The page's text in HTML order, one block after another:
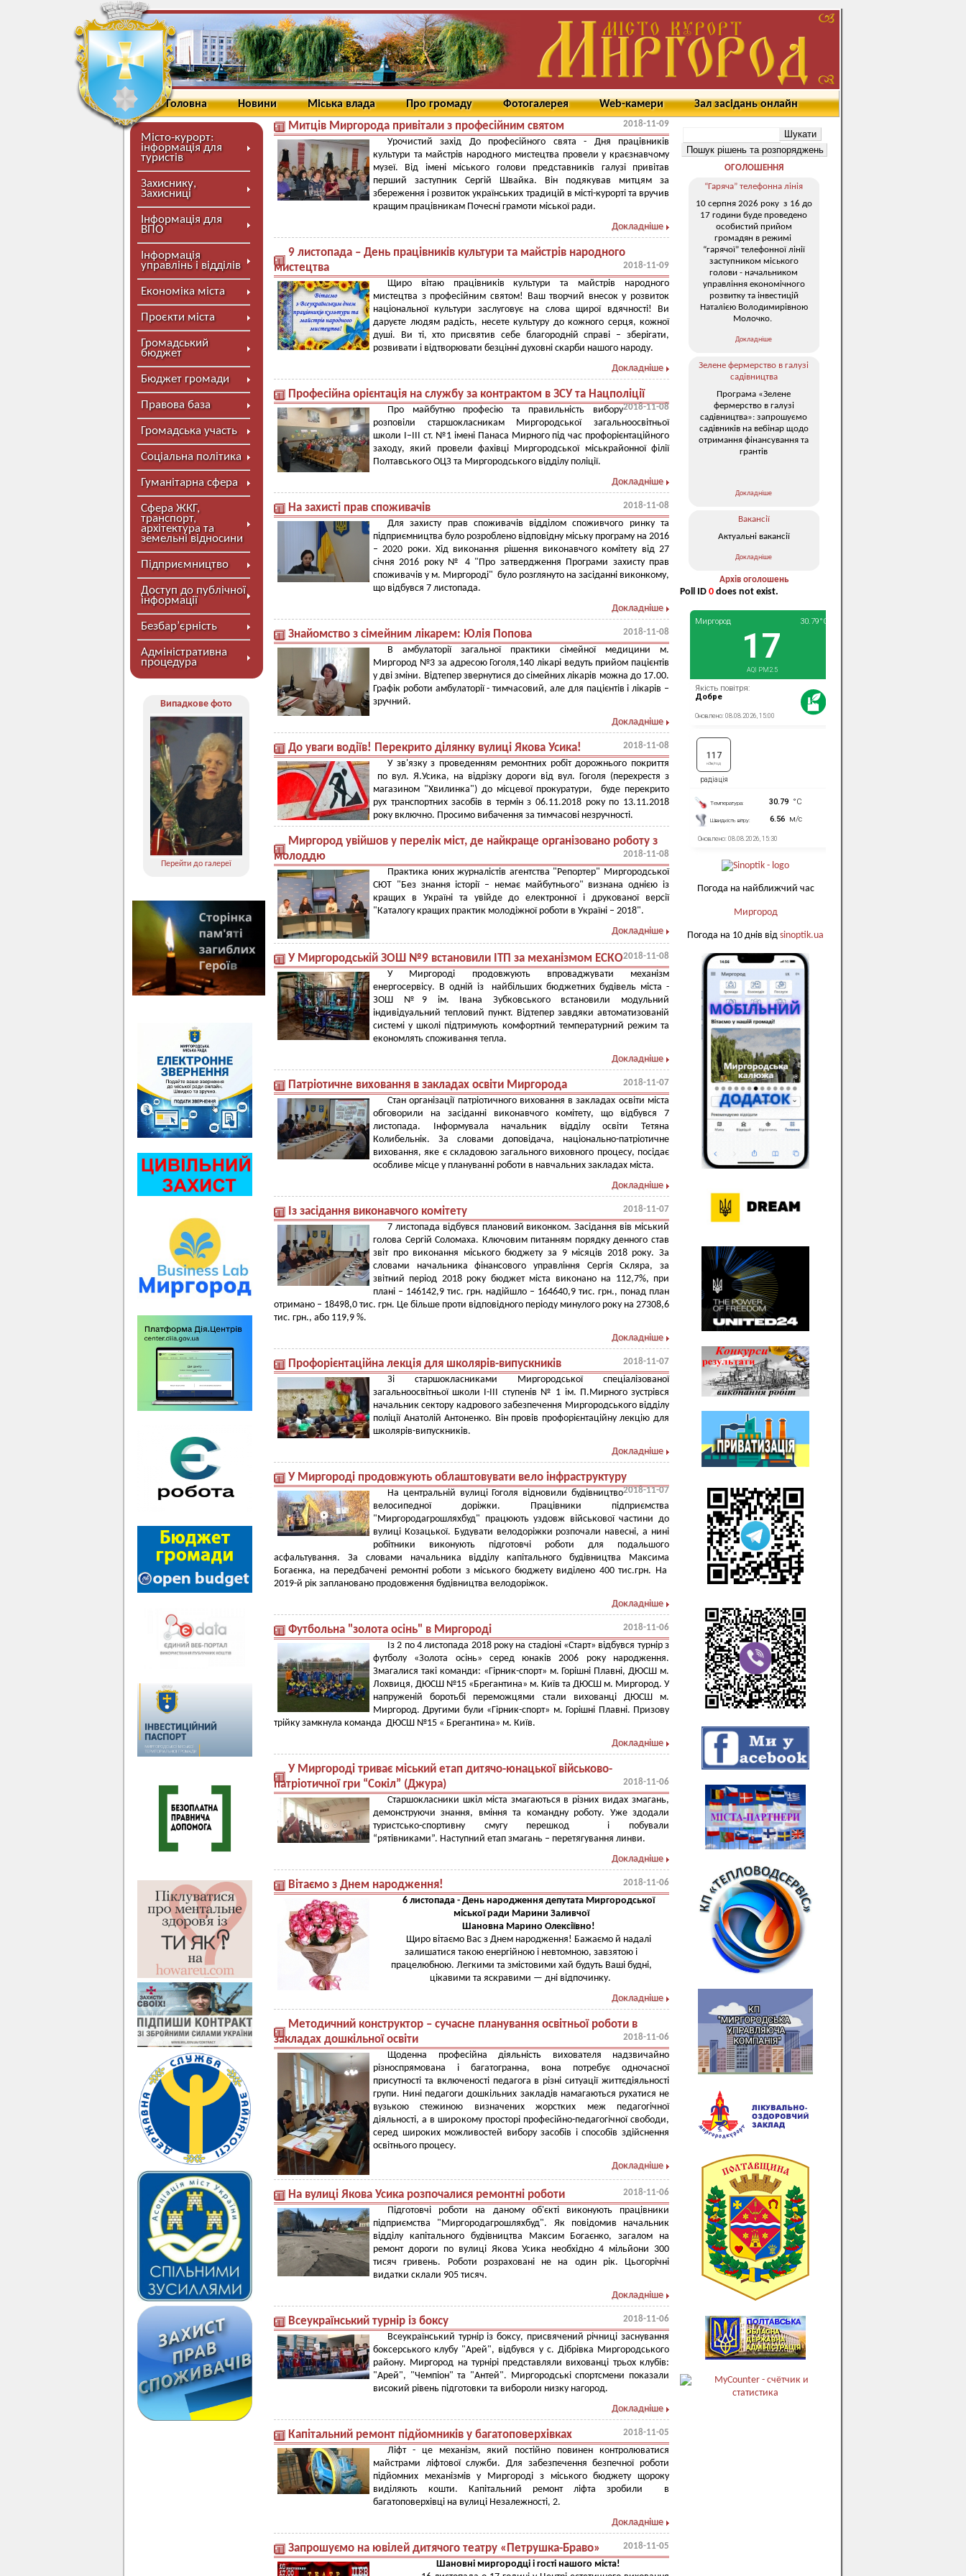
Головна Новини Міська влада Про громаду Фотогалерея Web-камери Зал засідань онлайн
Місто-курорт:
інформація для
туристів
Захиснику,
Захисниці
Інформація для
ВПО
Інформація
управлінь і відділів
Економіка міста
Проєкти міста
Громадський
бюджет
Бюджет громади
Правова база
Громадська участь
Соціальна політика
Гуманітарна сфера
Сфера ЖКГ,
транспорт,
архітектура та
земельні відносини
Підприємництво
Доступ до публічної
інформації
Безбар’єрність
Адміністративна
процедура
Випадкове фото
Перейти до галереї
Митців Миргорода привітали з професійним святом 2018-11-09
Урочистий захід До професійного свята - Дня працівників
культури та майстрів народного мистецтва провели у краєзнавчому
музеї. Від імені міського голови представників галузі привітав
перший заступник Сергій Швайка. Він подякував митцям за
збереження і розвиток українських традицій в місті-курорті та вручив
кращим працівникам Почесні грамоти міської ради.
Докладніше
9 листопада – День працівників культури та майстрів народного
мистецтва
2018-11-09
Щиро вітаю працівників культури та майстрів народного
мистецтва з професійним святом! Ваш творчий внесок у розвиток
національної культури заслуговує на слова щирої вдячності! Ви
даруєте людям радість, несете культуру до кожного серця, кожної
душі. Ви ті, хто присвятив себе благородній справі – зберігати,
розвивати і відтворювати безцінні духовні скарби нашого народу.
Докладніше
Професійна орієнтація на службу за контрактом в ЗСУ та Нацполіції
2018-11-08
Про майбутню професію та правильність вибору
розповіли старшокласникам Миргородської загальноосвітньої
школи І–ІІІ ст. №1 імені Панаса Мирного під час профорієнтаційного
заходу, який провели фахівці Миргородської міськрайонної філії
Полтавського ОЦЗ та Миргородського відділу поліції.
Докладніше
На захисті прав споживачів 2018-11-08
Для захисту прав споживачів відділом споживчого ринку та
підприємництва було розроблено відповідну міську програму на 2016
– 2020 роки. Хід виконання рішення виконавчого комітету від 27
січня 2016 року № 4 "Про затвердження Програми захисту прав
споживачів у м. Миргороді" було розглянуто на засіданні виконкому,
що відбувся 7 листопада.
Докладніше
Знайомство з сімейним лікарем: Юлія Попова 2018-11-08
В амбулаторії загальної практики сімейної медицини м.
Миргород №3 за адресою Гоголя,140 лікарі ведуть прийом пацієнтів
у дві зміни. Відтепер звернутися до сімейних лікарів можна до 17.00.
Графік роботи амбулаторії - тимчасовий, але для пацієнтів і лікарів –
зручний.
Докладніше
До уваги водіїв! Перекрито ділянку вулиці Якова Усика! 2018-11-08
У зв'язку з проведенням ремонтних робіт дорожнього покриття
по вул. Я.Усика, на відрізку дороги від вул. Гоголя (перехрестя з
магазином "Хвилинка") до місцевої прокуратури, буде перекрито
рух транспортних засобів в термін з 06.11.2018 року по 13.11.2018
року включно. Просимо вибачення за тимчасові незручності.
Миргород увійшов у перелік міст, де найкраще організовано роботу з
молоддю
2018-11-08
Практика юних журналістів агентства "Репортер" Миргородської
СЮТ "Без знання історії – немає майбутнього" визнана однією із
кращих в Україні та увійде до електронної і друкованої версії
"Каталогу кращих практик молодіжної роботи в Україні – 2018".
Докладніше
У Миргородській ЗОШ №9 встановили ІТП за механізмом ЕСКО2018-11-08
У Миргороді продовжують впроваджувати механізм
енергосервісу. В одній із найбільших бюджетних будівель міста -
ЗОШ №9 ім. Івана Зубковського встановили модульний
індивідуальний тепловий пункт. Відтепер завдяки автоматизованій
системі у школі підтримують комфортний температурний режим та
економлять споживання тепла.
Докладніше
Патріотичне виховання в закладах освіти Миргорода 2018-11-07
Стан організації патріотичного виховання в закладах освіти міста
обговорили на засіданні виконавчого комітету, що відбувся 7
листопада. Інформувала начальник відділу освіти Тетяна
Колибельнік. За словами доповідача, національно-патріотичне
виховання, яке є складовою загального виховного процесу, посідає
особливе місце у плануванні роботи в навчальних закладах міста.
Докладніше
Із засідання виконавчого комітету 2018-11-07
7 листопада відбувся плановий виконком. Засідання вів міський
голова Сергій Соломаха. Ключовим питанням порядку денного став
звіт про виконання міського бюджету за 9 місяців 2018 року. За
словами начальника фінансового управління Сергія Скляра, за
звітний період 2018 року бюджет міста виконано на 112,7%, при
плані – 146142,9 тис. грн. надійшло – 164640,9 тис. грн., понад план
отримано – 18498,0 тис. грн. Це більше проти відповідного періоду минулого року на 27308,6
тис. грн., або 119,9 %.
Докладніше
Профорієнтаційна лекція для школярів-випускників 2018-11-07
Зі старшокласниками Миргородської спеціалізованої
загальноосвітньої школи І-ІІІ ступенів № 1 ім. П.Мирного зустрівся
начальник сектору кадрового забезпечення Миргородського відділу
поліції Анатолій Антоненко. Він провів профорієнтаційну лекцію для
школярів-випускників.
Докладніше
У Миргороді продовжують облаштовувати вело інфраструктуру
2018-11-07
На центральній вулиці Гоголя відновили будівництво
велосипедної доріжки. Працівники підприємства
"Миргородагрошляхбуд" працюють уздовж військової частини до
вулиці Козацької. Будувати велодоріжки розпочали навесні, а нині
робітники виконують підготовчі роботи для подальшого
асфальтування. За словами начальника відділу капітального будівництва Максима
Богаєнка, на передбачені ремонтні роботи з міського бюджету виділено 400 тис.грн. На
2019-й рік заплановано продовження будівництва велодоріжок.
Докладніше
Футбольна "золота осінь" в Миргороді 2018-11-06
Із 2 по 4 листопада 2018 року на стадіоні «Старт» відбувся турнір з
футболу «Золота осінь» серед юнаків 2006 року народження.
Змагалися такі команди: «Гірник-спорт» м. Горішні Плавні, ДЮСШ м.
Лохвиця, ДЮСШ №15 «Брегантина» м. Київ та ДЮСШ м. Миргород. У
напруженій боротьбі переможцями стали вихованці ДЮСШ м.
Миргород. Другими були «Гірник-спорт» м. Горішні Плавні. Призову
трійку замкнула команда ДЮСШ №15 « Брегантина» м. Київ.
Докладніше
У Миргороді триває міський етап дитячо-юнацької військово-
патріотичної гри “Сокіл” (Джура)
2018-11-06
Старшокласники шкіл міста змагаються в різних видах змагань,
демонструючи знання, вміння та командну роботу. Уже здодали
туристсько-спортивну смугу перешкод і побували
“рятівниками”. Наступний етап змагань – перетягування линви.
Докладніше
Вітаємо з Днем народження! 2018-11-06
6 листопада - День народження депутата Миргородської
міської ради Марини Заливчої
Шановна Марино Олексіївно!
Щиро вітаємо Вас з Днем народження! Бажаємо й надалі
залишатися такою енергійною і невтомною, завзятою і
працелюбною. Легкими та змістовими хай будуть Ваші будні,
цікавими та яскравими — дні відпочинку.
Докладніше
Методичний конструктор – сучасне планування освітньої роботи в
закладах дошкільної освіти
2018-11-06
Щоденна професійна діяльність вихователя надзвичайно
різноспрямована і багатогранна, вона потребує одночасної
присутності та включеності педагога в різні ситуації життєдіяльності
групи. Нині педагоги дошкільних закладів намагаються рухатися не
вузькою стежиною визначених жорстких меж педагогічної
діяльності, а в широкому просторі професійно-педагогічної свободи,
серед широких можливостей вибору засобів і способів здійснення
освітнього процесу.
Докладніше
На вулиці Якова Усика розпочалися ремонтні роботи 2018-11-06
Підготовчі роботи на даному об'єкті виконують працівники
підприємства "Миргородагрошляхбуд". Як повідомив начальник
відділу капітального будівництва Максим Богаєнко, загалом на
ремонт дороги по вулиці Якова Усика необхідно 4 мільйони 300
тисяч гривень. Роботи розраховані не на один рік. Цьогорічні
видатки склали 905 тисяч.
Докладніше
Всеукраїнський турнір із боксу 2018-11-06
Всеукраїнський турнір із боксу, присвячений річниці заснування
боксерського клубу "Арей", відбувся у с. Дібрівка Миргородського
району. Миргород на турнірі представляли вихованці трьох клубів:
"Арей", "Чемпіон" та "Антей". Миргородські спортсмени показали
високий рівень підготовки та вибороли низку нагород.
Докладніше
Капітальний ремонт підйомників у багатоповерхівках 2018-11-05
Ліфт - це механізм, який постійно повинен контролюватися
майстрами ліфтової служби. Для забезпечення безпечної роботи
підйомних механізмів у Миргороді з міського бюджету щороку
виділяють кошти. Капітальний ремонт ліфта зробили в
багатоповерхівці на вулиці Незалежності, 2.
Докладніше
Запрошуємо на ювілей дитячого театру «Петрушка-Браво» 2018-11-05
Шановні миргородці і гості нашого міста!
ОГОЛОШЕННЯ
“Гаряча” телефонна лінія
10 серпня 2026 року з 16 до
17 години буде проведено
особистий прийом
громадян в режимі
“гарячої” телефонної лінії
заступником міського
голови - начальником
управління економічного
розвитку та інвестицій
Наталією Володимирівною
Молочко.
Докладніше
Зелене фермерство в галузі
садівництва
Програма «Зелене
фермерство в галузі
садівництва»: запрошуємо
садівників на вебінар щодо
отримання фінансування та
грантів
Докладніше
Вакансії
Актуальні вакансії
Докладніше
Архів оголошень
Poll ID 0 does not exist.
Погода на найближчий час
Миргород
Погода на 10 днів від sinoptik.ua